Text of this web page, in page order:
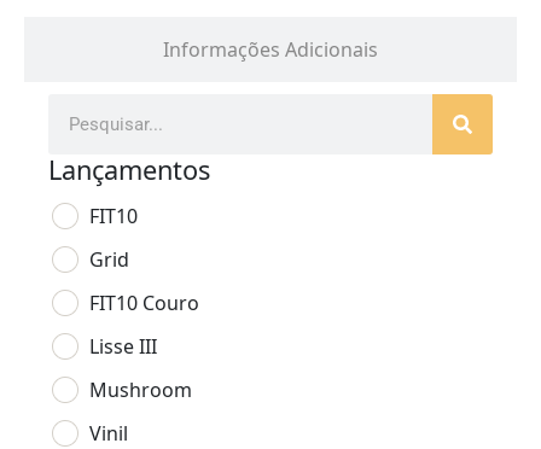
Informações Adicionais
Lançamentos
FIT10
Grid
FIT10 Couro
Lisse III
Mushroom
Vinil